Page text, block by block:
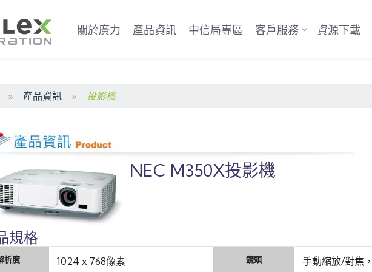
關於廣力 產品資訊 中信局專區 客戶服務 資源下載
產品資訊 投影機
NEC M350X投影機
規格
析度 1024 x 768像素 鏡頭
手動縮放/對焦